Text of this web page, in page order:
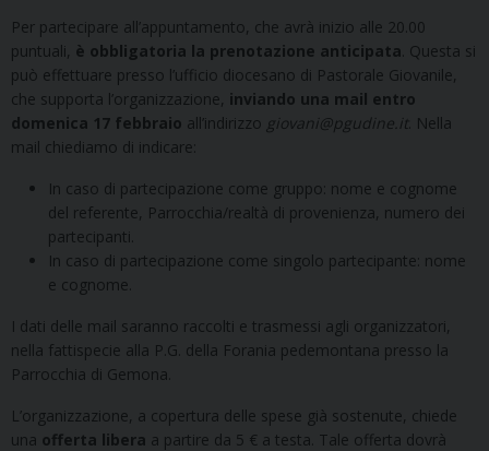
Per partecipare all’appuntamento, che avrà inizio alle 20.00
puntuali, è obbligatoria la prenotazione anticipata . Questa si
può effettuare presso l’ufficio diocesano di Pastorale Giovanile,
che supporta l’organizzazione, inviando una mail entro
domenica 17 febbraio all’indirizzo giovani@pgudine.it . Nella
mail chiediamo di indicare:
In caso di partecipazione come gruppo: nome e cognome
del referente, Parrocchia/realtà di provenienza, numero dei
partecipanti.
In caso di partecipazione come singolo partecipante: nome
e cognome.
I dati delle mail saranno raccolti e trasmessi agli organizzatori,
nella fattispecie alla P.G. della Forania pedemontana presso la
Parrocchia di Gemona.
L’organizzazione, a copertura delle spese già sostenute, chiede
una offerta libera a partire da 5 € a testa. Tale offerta dovrà